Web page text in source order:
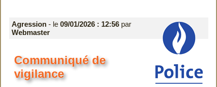
Agression - le 09/01/2026 : 12:56par
Webmaster
Communiqué de
vigilance